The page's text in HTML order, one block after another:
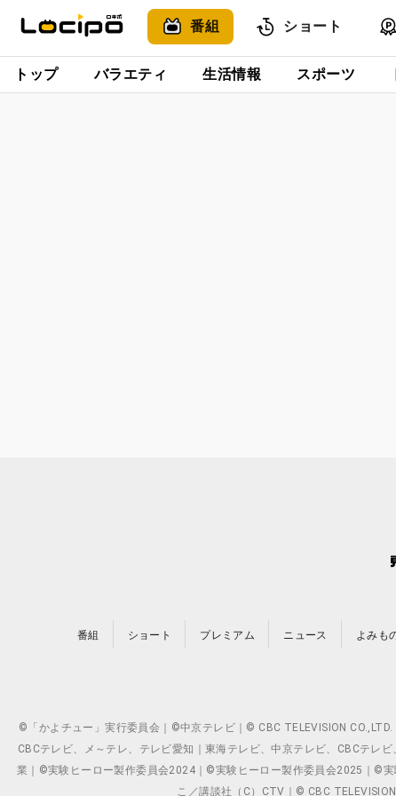
番組 ショート
トップ バラエティ 生活情報 スポーツ
番組 ショート プレミアム ニュース よみも
©「かよチュー」実行委員会｜©中京テレビ｜© CBC TELEVISION
CBCテレビ、メ～テレ、テレビ愛知｜東海テレビ、中京テレビ、CBCテ
業｜©実験ヒーロー製作委員会2024｜©実験ヒーロー製作委員会2025｜©
こ／講談社（C）CTV｜© CBC